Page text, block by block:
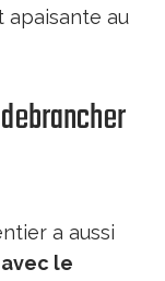
apaisante au
a aussi
le